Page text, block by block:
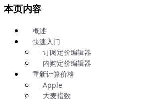
本页内容
概述
快速入门
订阅定价编辑器
内购定价编辑器
重新计算价格
Apple
大麦指数